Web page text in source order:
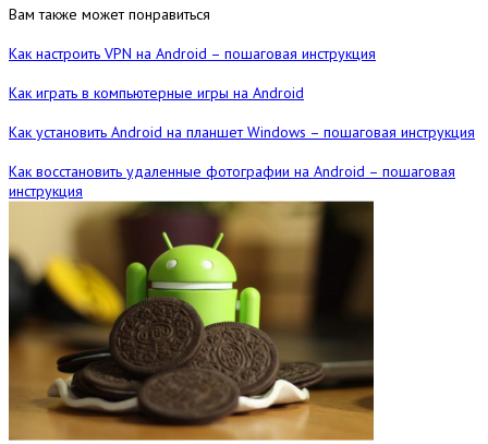
Вам также может понравиться
Как настроить VPN на Android – пошаговая инструкция
Как играть в компьютерные игры на Android
Как установить Android на планшет Windows – пошаговая инструкция
Как восстановить удаленные фотографии на Android – пошаговая
инструкция